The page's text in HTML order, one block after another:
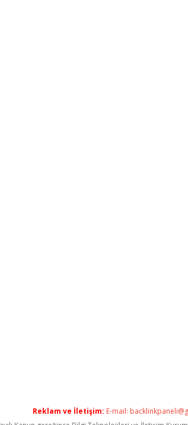
Reklam ve İletişim: E-mail: